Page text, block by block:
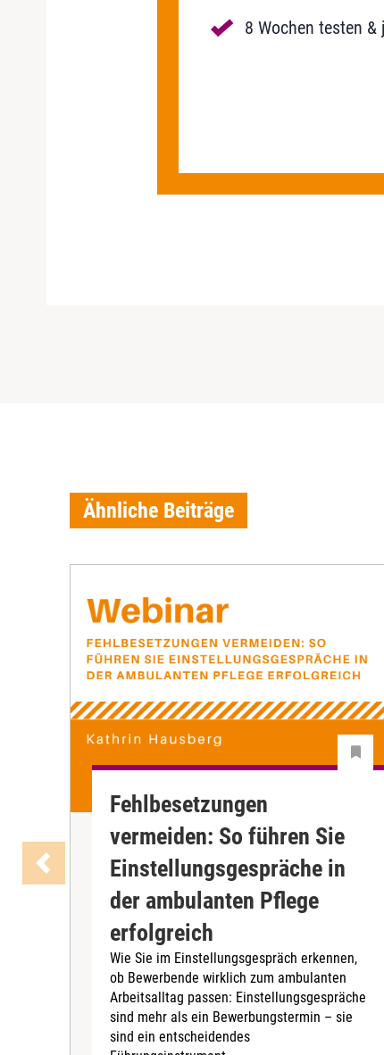
8 Wochen testen
Ähnliche Beiträge
Fehlbesetzungen
vermeiden: So führen Sie
Einstellungsgespräche in
der ambulanten Pflege
erfolgreich
Wie Sie im Einstellungsgespräch erkennen,
ob Bewerbende wirklich zum ambulanten
Arbeitsalltag passen: Einstellungsgespräche
sind mehr als ein Bewerbungstermin – sie
sind ein entscheidendes